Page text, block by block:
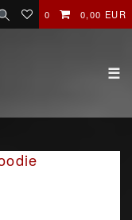
0 0,00 EUR
☰